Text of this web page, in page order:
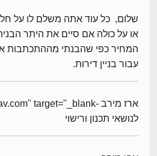
שלום, כל עוד אתה משלם לו על
או על כולה אם סיים את היתר
המחיר כפי שהבנתי מההתכתבות
עבור בניין דירות.
לנושאי תכנון ורישוי